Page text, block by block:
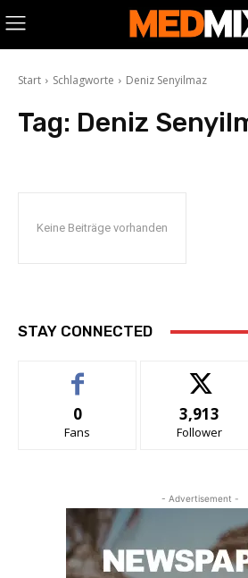
Start Schlagworte Deniz Senyilmaz
Tag: Deniz
Keine Beiträge vorhanden
STAY CONNECTED
0
Fans
3,913
Follower
- Advertisement -